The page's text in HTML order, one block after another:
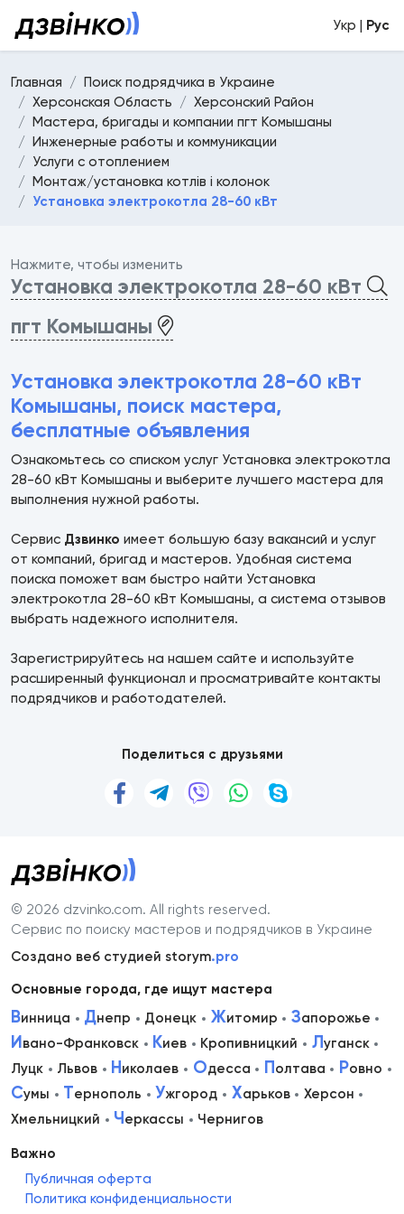
Укр | Рус
Главная
Поиск подрядчика в Украине
Херсонская Область
Херсонский Район
Мастера, бригады и компании пгт Комышаны
Инженерные работы и коммуникации
Услуги с отоплением
Монтаж/установка котлів і колонок
Установка электрокотла 28-60 кВт
Нажмите, чтобы изменить
Установка электрокотла 28-60 кВт
пгт Комышаны
Установка электрокотла 28-60 кВт
Комышаны, поиск мастера,
бесплатные объявления
Ознакомьтесь со списком услуг Установка электрокотла
28-60 кВт Комышаны и выберите лучшего мастера для
выполнения нужной работы.
Сервис Дзвинко имеет большую базу вакансий и услуг
от компаний, бригад и мастеров. Удобная система
поиска поможет вам быстро найти Установка
электрокотла 28-60 кВт Комышаны, а система отзывов
выбрать надежного исполнителя.
Зарегистрируйтесь на нашем сайте и используйте
расширенный функционал и просматривайте контакты
подрядчиков и работодателей.
Поделиться с друзьями
© 2026 dzvinko.com. All rights reserved.
Сервис по поиску мастеров и подрядчиков в Украине
Создано веб студией storym.pro
Основные города, где ищут мастера
Винница Днепр Донецк Житомир Запорожье
Ивано-Франковск Киев Кропивницкий Луганск
Луцк
Львов Николаев Одесса Полтава Ровно
Сумы Тернополь Ужгород Харьков
Херсон
Хмельницкий
Черкассы Чернигов
Важно
Публичная оферта
Политика конфиденциальности